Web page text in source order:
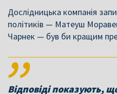
Дослідницька компанія
політиків — Матеуш
Чарнек — був би кращим
Відповіді показують,